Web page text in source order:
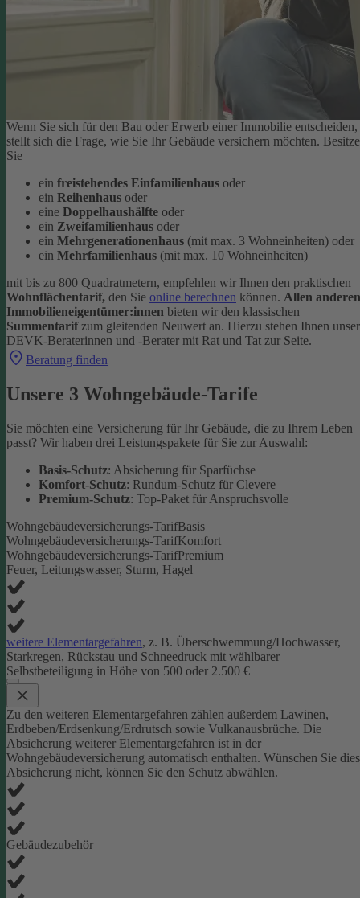
Wenn Sie sich für den Bau oder Erwerb einer Immobilie entscheiden,
stellt sich die Frage, wie Sie Ihr Gebäude versichern möchten.
Sie
ein freistehendes Einfamilienhaus oder
ein Reihenhaus oder
eine Doppelhaushälfte oder
ein Zweifamilienhaus oder
ein Mehrgenerationenhaus (mit max. 3 Wohneinheiten) oder
ein Mehrfamilienhaus (mit max. 10 Wohneinheiten)
mit bis zu 800 Quadratmetern, empfehlen wir Ihnen den praktischen
Wohnflächentarif, den Sie online berechnen können. Allen anderen
Immobilieneigentümer:innen bieten wir den klassischen
Summentarif zum gleitenden Neuwert an. Hierzu stehen Ihnen
DEVK-Beraterinnen und -Berater mit Rat und Tat zur Seite.
Beratung finden
Unsere 3 Wohngebäude-Tarife
Sie möchten eine Versicherung für Ihr Gebäude, die zu Ihrem Leben
passt? Wir haben drei Leistungspakete für Sie zur Auswahl:
Basis-Schutz: Absicherung für Sparfüchse
Komfort-Schutz: Rundum-Schutz für Clevere
Premium-Schutz: Top-Paket für Anspruchsvolle
Wohngebäudeversicherungs-TarifBasis
Wohngebäudeversicherungs-TarifKomfort
Wohngebäudeversicherungs-TarifPremium
Feuer, Leitungswasser, Sturm, Hagel
weitere Elementargefahren, z. B. Überschwemmung/Hochwasser,
Starkregen, Rückstau und Schneedruck mit wählbarer
Selbstbeteiligung in Höhe von 500 oder 2.500 €
Zu den weiteren Elementargefahren zählen außerdem Lawinen,
Erdbeben/Erdsenkung/Erdrutsch sowie Vulkanausbrüche. Die
Absicherung weiterer Elementargefahren ist in der
Wohngebäudeversicherung automatisch enthalten. Wünschen Sie
Absicherung nicht, können Sie den Schutz abwählen.
Gebäudezubehör